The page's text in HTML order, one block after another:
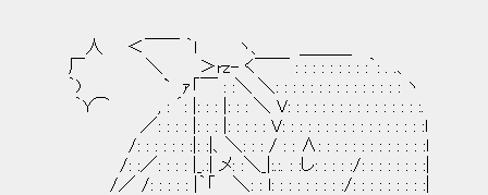
人 ＜￣￣ ｀l ヽ、 ＿＿＿
厂 ＼ ＞rz- く￣￣ : : : : : : : : :｀: . .、
｀) ` ｧ「￣ : :＼ ＼: : : : : : : : : : : : : : : ヽ
｀Y⌒ , : ´: |: : : |: : : ＼ V: : : : : : : : : : : : : : : :.
／: : : : |: : : |: : : : : V: : : : : : : : : : : : : : : : :l
/: : : : : : :|: :|、＼: : : / : : ∧: : : : : : : : : : : : :l
/: :／: : : : |_.:| メ: :＼_|:.:. : :し: : : : :/: : : : : : : :|
/／ /: : : : : |｀「 ＼: : l: : : : : : : : :/: : : : : : : : :|